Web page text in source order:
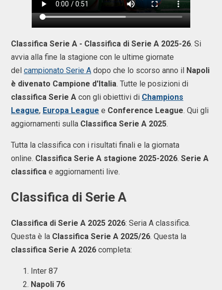
Classifica Serie A - Classifica di Serie A 2025-26. Si
avvia alla fine la stagione con le ultime giornate
del campionato Serie A dopo che lo scorso anno il Napoli
è divenato Campione d'Italia. Tutte le posizioni di
classifica Serie A con gli obiettivi di Champions
League, Europa League e Conference League. Qui gli
aggiornamenti sulla Classifica Serie A 2025.
Tutta la classifica con i risultati finali e la giornata
online. Classifica Serie A stagione 2025-2026. Serie A
classifica e aggiornamenti live.
Classifica di Serie A
Classifica di Serie A 2025 2026: Seria A classifica.
Questa è la Classifica Serie A 2025/26. Questa la
classifica Serie A 2026 completa:
Inter 87
Napoli 76